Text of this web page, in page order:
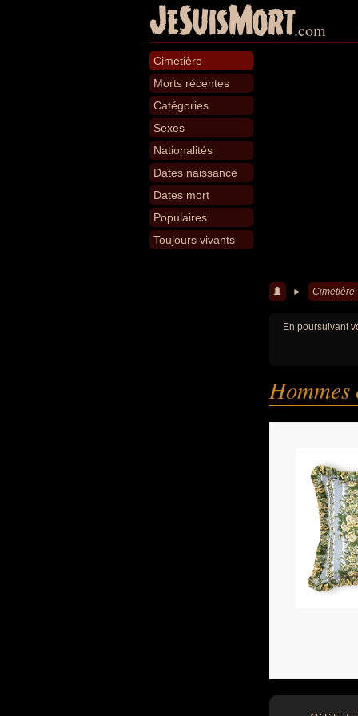
JeSuisMort.com
Cimetière
Morts récentes
Catégories
Sexes
Nationalités
Dates naissance
Dates mort
Populaires
Toujours vivants
► Cimetière
En poursuivant
Hommes